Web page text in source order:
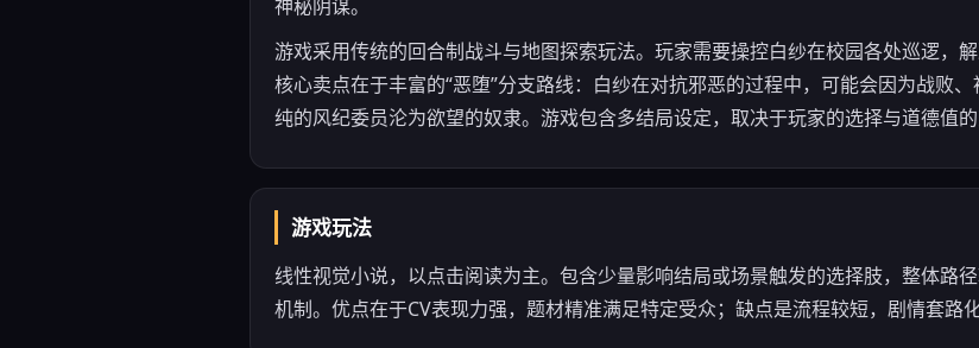
神秘阴谋。
游戏采用传统的回合制战斗与地图探索玩法。玩家需要操控白纱在校园各处巡逻，
核心卖点在于丰富的“恶堕”分支路线：白纱在对抗邪恶的过程中，可能会因为战败
纯的风纪委员沦为欲望的奴隶。游戏包含多结局设定，取决于玩家的选择与道德值的
游戏玩法
线性视觉小说，以点击阅读为主。包含少量影响结局或场景触发的选择肢，整体路
机制。优点在于CV表现力强，题材精准满足特定受众；缺点是流程较短，剧情套路化